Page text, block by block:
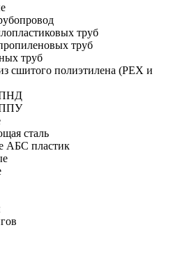
труб
труб
труб
сшитого полиэтилена (PEX и
ПНД
ППУ
сталь
АБС пластик